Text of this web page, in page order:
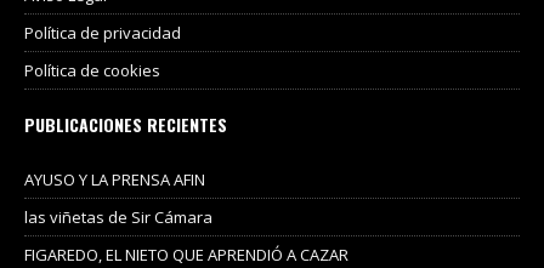
Política de privacidad
Política de cookies
PUBLICACIONES RECIENTES
AYUSO Y LA PRENSA AFIN
las viñetas de Sir Cámara
FIGAREDO, EL NIETO QUE APRENDIÓ A CAZAR